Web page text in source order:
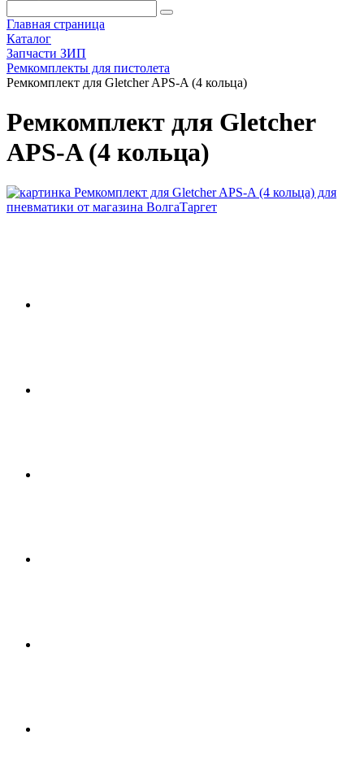
Главная страница
Каталог
Запчасти ЗИП
Ремкомплекты для пистолета
Ремкомплект для Gletcher APS-A (4 кольца)
Ремкомплект для Gletcher
APS-A (4 кольца)